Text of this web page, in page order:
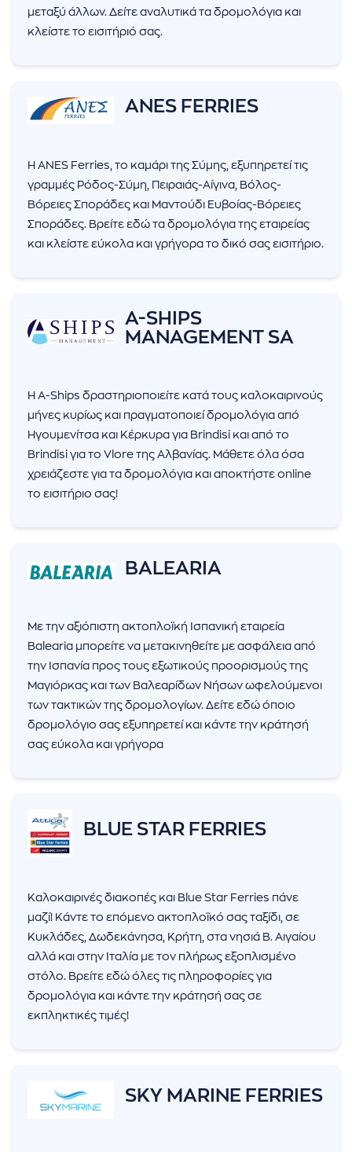
μεταξύ άλλων. Δείτε αναλυτικά τα δρομολόγια και
κλείστε το εισιτήριό σας.
ANES FERRIES
Η ANES Ferries, το καμάρι της Σύμης, εξυπηρετεί τις
γραμμές Ρόδος-Σύμη, Πειραιάς-Αίγινα, Βόλος-
Βόρειες Σποράδες και Μαντούδι Ευβοίας-Βόρειες
Σποράδες. Βρείτε εδώ τα δρομολόγια της εταιρείας
και κλείστε εύκολα και γρήγορα το δικό σας εισιτήριο.
A-SHIPS
MANAGEMENT SA
Η A-Ships δραστηριοποιείτε κατά τους καλοκαιρινούς
μήνες κυρίως και πραγματοποιεί δρομολόγια από
Ηγουμενίτσα και Κέρκυρα για Brindisi και από το
Brindisi για το Vlore της Αλβανίας. Μάθετε όλα όσα
χρειάζεστε για τα δρομολόγια και αποκτήστε online
το εισιτήριο σας!
BALEARIA
Με την αξιόπιστη ακτοπλοϊκή Ισπανική εταιρεία
Balearia μπορείτε να μετακινηθείτε με ασφάλεια από
την Ισπανία προς τους εξωτικούς προορισμούς της
Μαγιόρκας και των Βαλεαρίδων Νήσων ωφελούμενοι
των τακτικών της δρομολογίων. Δείτε εδώ όποιο
δρομολόγιο σας εξυπηρετεί και κάντε την κράτησή
σας εύκολα και γρήγορα
BLUE STAR FERRIES
Καλοκαιρινές διακοπές και Blue Star Ferries πάνε
μαζί! Κάντε το επόμενο ακτοπλοϊκό σας ταξίδι, σε
Κυκλάδες, Δωδεκάνησα, Κρήτη, στα νησιά Β. Αιγαίου
αλλά και στην Ιταλία με τον πλήρως εξοπλισμένο
στόλο. Βρείτε εδώ όλες τις πληροφορίες για
δρομολόγια και κάντε την κράτησή σας σε
εκπληκτικές τιμές!
SKY MARINE FERRIES